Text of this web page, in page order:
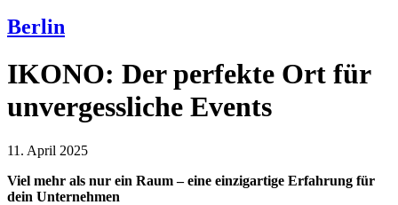
Berlin
IKONO: Der perfekte Ort für
unvergessliche Events
11. April 2025
Viel mehr als nur ein Raum – eine einzigartige Erfahrung für
dein Unternehmen